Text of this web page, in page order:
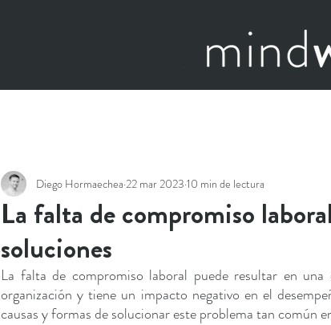
La falta de compromiso
soluciones
Diego Hormaechea 22 mar 2023 10 min de lectura
La falta de compromiso laboral puede resultar en
organización y tiene un impacto negativo en el
causas y formas de solucionar este problema tan común